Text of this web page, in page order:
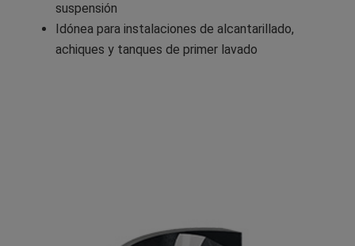
suspensión
Idónea para instalaciones de alcantarillado,
achiques y tanques de primer lavado